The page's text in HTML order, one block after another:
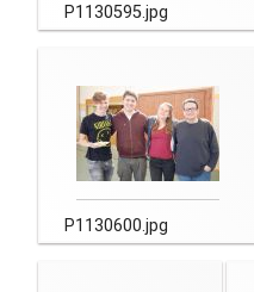
P1130595.jpg
P1130600.jpg